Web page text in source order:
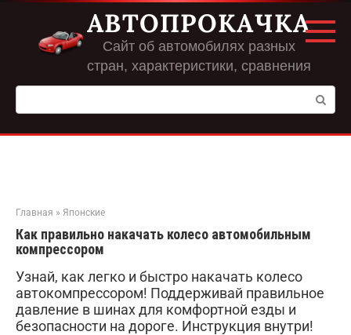
Перейти
контенту
АВТОПРОКАЧКА
Сайт об автомобилях разных
стран, характеристики, сравнения
Поиск:
Главная » Японские
Как правильно накачать колесо автомобильным
компрессором
Узнай, как легко и быстро накачать колесо
автокомпрессором! Поддерживай правильное
давление в шинах для комфортной езды и
безопасности на дороге. Инструкция внутри!